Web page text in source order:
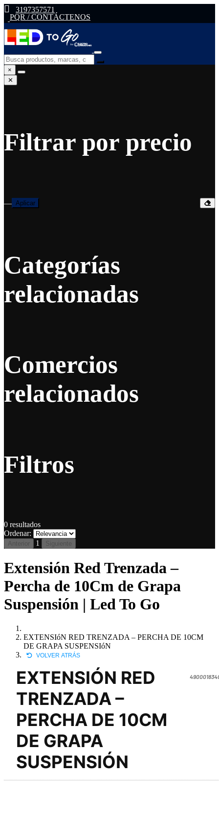
3197357571
PQR / CONTÁCTENOS
×
✕
Filtrar por precio
— Aplicar
Categorías
relacionadas
Comercios
relacionados
Filtros
0 resultados
Ordenar:
Anterior 1 Siguiente
Extensión Red Trenzada –
Percha de 10Cm de Grapa
Suspensión | Led To Go
EXTENSIóN RED TRENZADA – PERCHA DE 10CM
DE GRAPA SUSPENSIóN
VOLVER ATRÁS
EXTENSIÓN RED
TRENZADA –
PERCHA DE 10CM
DE GRAPA
SUSPENSIÓN